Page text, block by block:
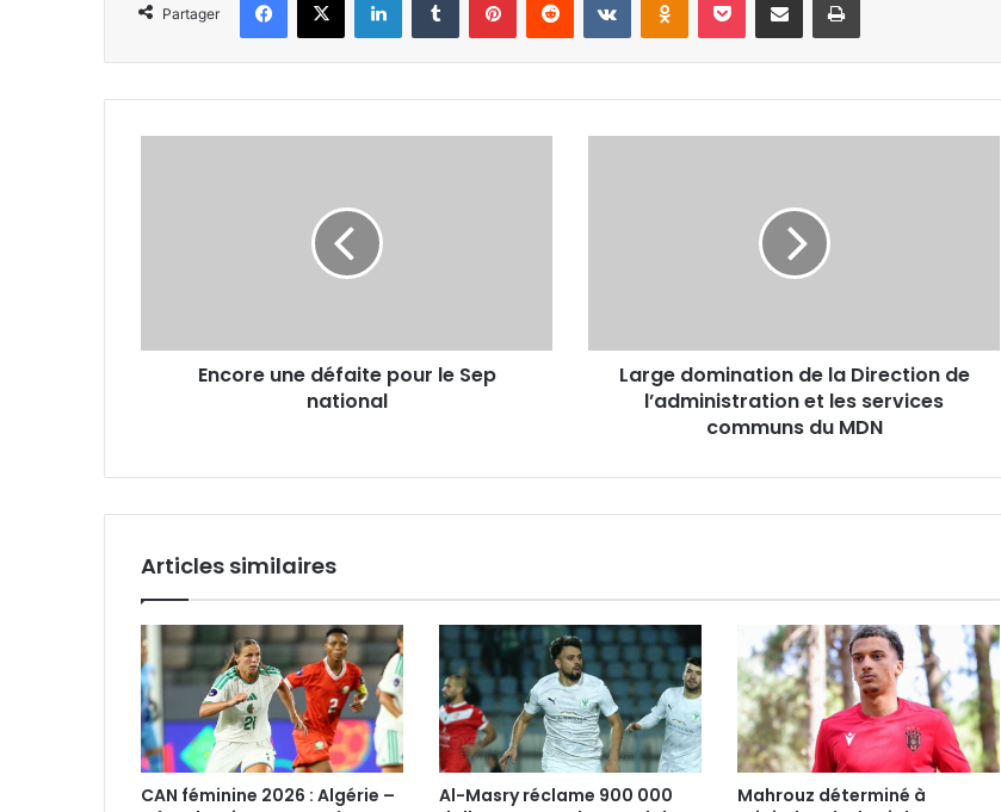
Partager
Encore une défaite pour le Sep
national
les
services
communs
Large domination de la Direction de
l’administration et les services
communs du MDN
Articles similaires
CAN féminine 2026 : Algérie –
Al-Masry réclame 900 000
Mahrouz déterminé à